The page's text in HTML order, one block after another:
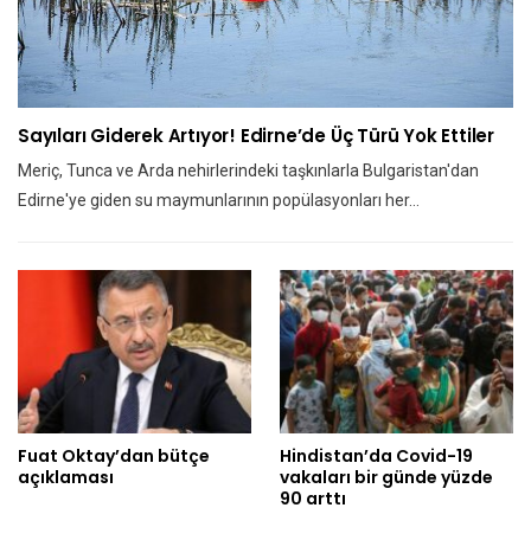
Sayıları Giderek Artıyor! Edirne’de Üç Türü Yok Ettiler
Meriç, Tunca ve Arda nehirlerindeki taşkınlarla Bulgaristan'dan
Edirne'ye giden su maymunlarının popülasyonları her…
Fuat Oktay’dan bütçe
açıklaması
Hindistan’da Covid-19
vakaları bir günde yüzde
90 arttı